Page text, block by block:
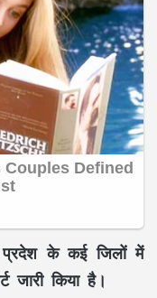
प्रदेश के कई जिलों में
जारी किया है।